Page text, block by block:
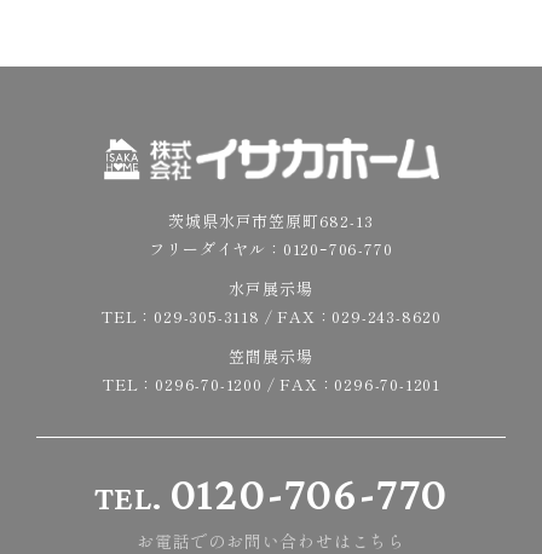
茨城県水戸市笠原町682-13
フリーダイヤル： 0120ｰ706-770
水戸展示場
TEL： 029-305-3118 / FAX：029-243-8620
笠間展示場
TEL： 0296-70-1200 / FAX：0296-70-1201
TEL. 0120-706-770
お電話でのお問い合わせはこちら